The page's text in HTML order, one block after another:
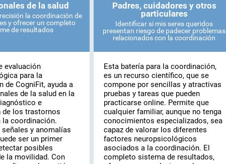
de la salud
la coordinación de
y ofrecer un completo
de resultados
evaluación
para la
de CogniFit, ayuda a
de la salud en la
e
de los trastornos
la coordinación.
y anomalías
ser un primer
posibles
la movilidad. Con
Padres, cuidadores y otros
particulares
Identificar si mis seres queridos
presentan riesgo de padecer problemas
relacionados con la coordinación
Esta batería para la coordinación,
es un recurso científico, que se
compone por sencillas y atractivas
pruebas y tareas que pueden
practicarse online. Permite que
cualquier familiar, aunque no tenga
conocimientos especializados, sea
capaz de valorar los diferentes
factores neuropsicológicos
asociados a la coordinación. El
completo sistema de resultados,